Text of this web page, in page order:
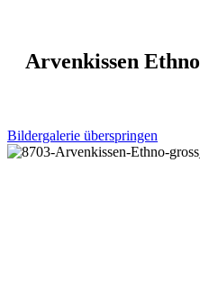
Arvenkissen Ethno
Bildergalerie überspringen